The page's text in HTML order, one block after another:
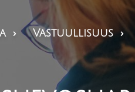
 Vastuullisuus 